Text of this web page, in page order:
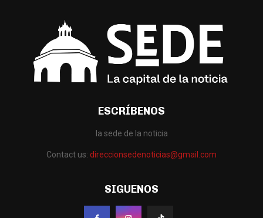
ESCRÍBENOS
la sede de la noticia
Contact us: direccionsedenoticias@gmail.com
SIGUENOS